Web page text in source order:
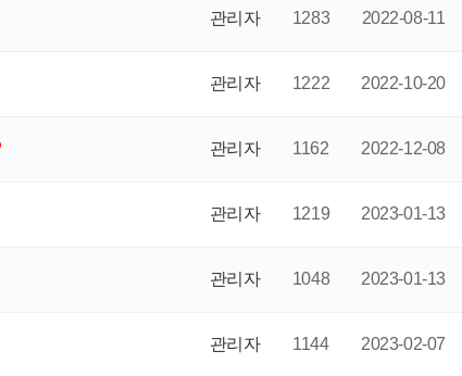
관리자 1283 2022-08-11
관리자 1222 2022-10-20
관리자 1162 2022-12-08
관리자 1219 2023-01-13
관리자 1048 2023-01-13
관리자 1144 2023-02-07